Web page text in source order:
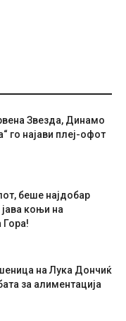
Звезда, Динамо
го најави плеј-офот
беше најдобар
јава коњи на
на Лука Дончиќ
за алиментација